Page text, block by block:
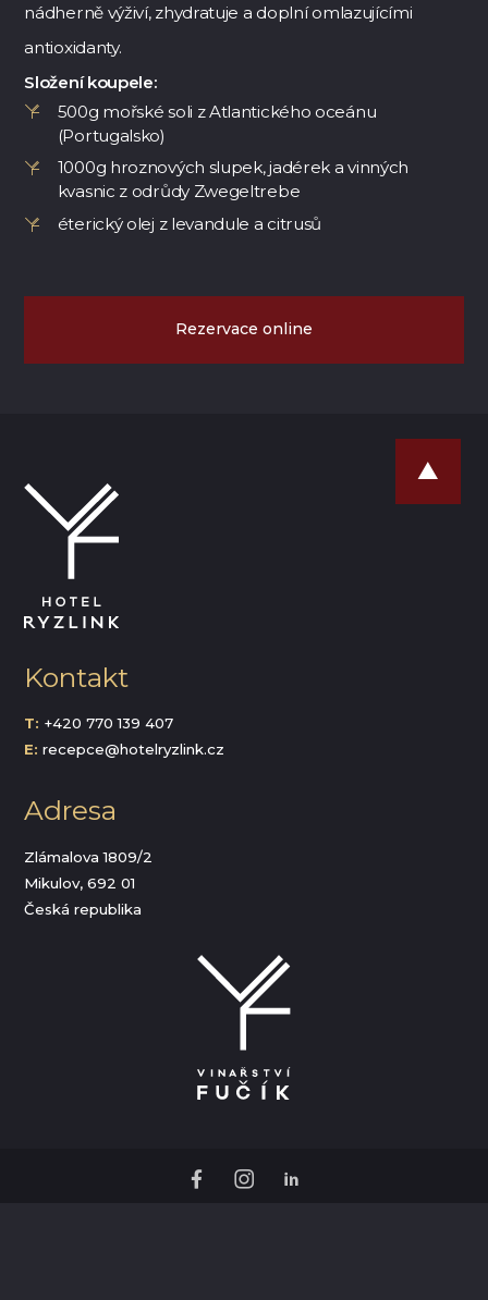
nádherně výživí, zhydratuje a doplní omlazujícími
antioxidanty.
Složení koupele:
500g mořské soli z Atlantického oceánu
(Portugalsko)
1000g hroznových slupek, jadérek a vinných
kvasnic z odrůdy Zwegeltrebe
éterický olej z levandule a citrusů
Rezervace online
Kontakt
T: +420 770 139 407
E: recepce@hotelryzlink.cz
Adresa
Zlámalova 1809/2
Mikulov, 692 01
Česká republika